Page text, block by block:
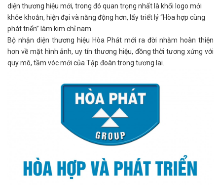
diện thương hiệu mới, trong đó quan trọng nhất là khối logo mới
khỏe khoắn, hiện đại và năng động hơn, lấy triết lý “Hòa hợp cùng
phát triển” làm kim chỉ nam.
Bộ nhận diện thương hiệu Hòa Phát mới ra đời nhằm hoàn thiện
hơn về mặt hình ảnh, uy tín thương hiệu, đồng thời tương xứng với
quy mô, tầm vóc mới của Tập đoàn trong tương lai.